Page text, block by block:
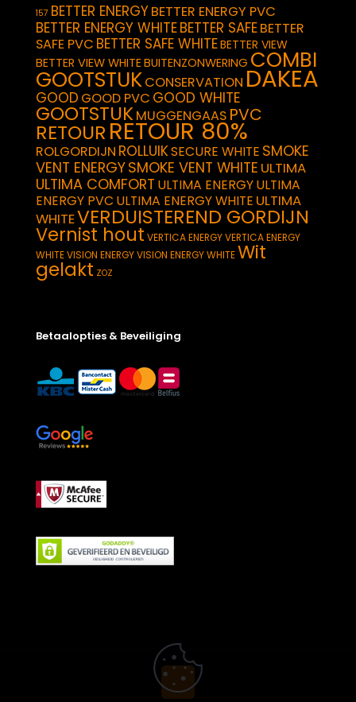
157 BETTER ENERGYBETTER ENERGY PVC
BETTER ENERGY WHITEBETTER SAFEBETTER
SAFE PVC BETTER SAFE WHITEBETTER VIEW
BETTER VIEW WHITEBUITENZONWERING COMBI
GOOTSTUKCONSERVATION DAKEA
GOOD GOOD PVC GOOD WHITE
GOOTSTUKMUGGENGAAS PVC
RETOUR RETOUR 80%
ROLGORDIJN ROLLUIKSECURE WHITE SMOKE
VENT ENERGYSMOKE VENT WHITE ULTIMA
ULTIMA COMFORT ULTIMA ENERGYULTIMA
ENERGY PVC ULTIMA ENERGY WHITE ULTIMA
WHITEVERDUISTEREND GORDIJN
Vernist hout VERTICA ENERGYVERTICA ENERGY
WHITEVISION ENERGYVISION ENERGY WHITEWit
gelakt ZOZ
Betaalopties & Beveiliging